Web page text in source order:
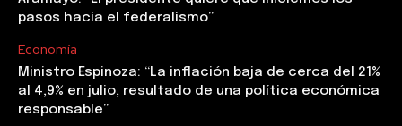
pasos hacia el federalismo”
Economía
Ministro Espinoza: “La inflación baja de cerca del 21%
al 4,9% en julio, resultado de una política económica
responsable”